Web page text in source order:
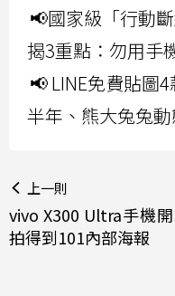
📢國家級「行動
揭3重點：勿用手
📢 LINE免費貼圖
半年、熊大兔兔
上一則
vivo X300 Ultra手機
拍得到101內部海報